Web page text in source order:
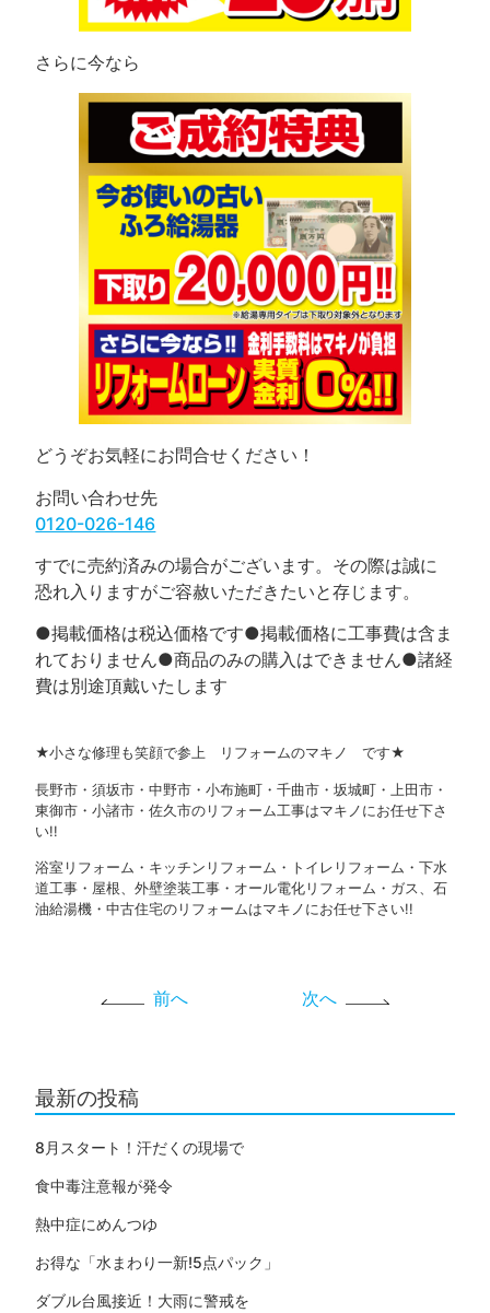
さらに今なら
どうぞお気軽にお問合せください！
お問い合わせ先
0120-026-146
すでに売約済みの場合がございます。その際は誠に
恐れ入りますがご容赦いただきたいと存じます。
●掲載価格は税込価格です●掲載価格に工事費は含ま
れておりません●商品のみの購入はできません●諸経
費は別途頂戴いたします
★小さな修理も笑顔で参上 リフォームのマキノ です★
長野市・須坂市・中野市・小布施町・千曲市・坂城町・上田市・
東御市・小諸市・佐久市のリフォーム工事はマキノにお任せ下さ
い!!
浴室リフォーム・キッチンリフォーム・トイレリフォーム・下水
道工事・屋根、外壁塗装工事・オール電化リフォーム・ガス、石
油給湯機・中古住宅のリフォームはマキノにお任せ下さい!!
前へ 次へ
最新の投稿
8月スタート！汗だくの現場で
食中毒注意報が発令
熱中症にめんつゆ
お得な「水まわり一新!5点パック」
ダブル台風接近！大雨に警戒を